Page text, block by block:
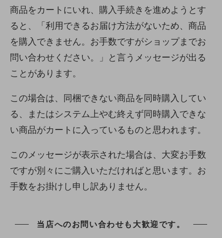
商品をカートにいれ、購入手続きを進めようとす
ると、「利用できるお届け方法がないため、商品
を購入できません。お手数ですがショップまでお
問い合わせください。」と言うメッセージが出る
ことがあります。
この場合は、同梱できない商品を同時購入してい
る、またはシステム上やむ終えず同時購入できな
い商品がカートに入っているものと思われます。
このメッセージが表示された場合は、大変お手数
ですが別々にご購入いただければと思います。お
手数をお掛けし申し訳ありません。
当店へのお問い合わせも大歓迎です。